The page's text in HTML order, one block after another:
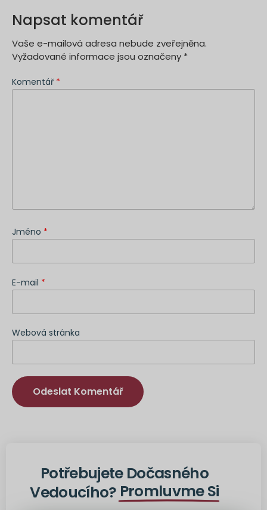
Napsat komentář
Vaše e-mailová adresa nebude zveřejněna.
Vyžadované informace jsou označeny *
Komentář *
Jméno *
E-mail *
Webová stránka
Potřebujete Dočasného
Vedoucího? Promluvme Si